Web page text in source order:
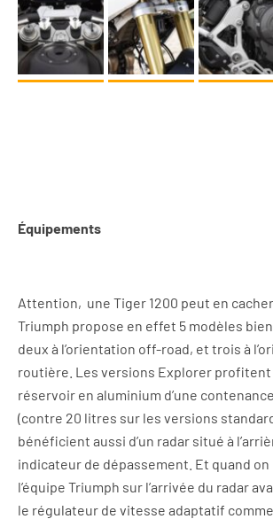
Équipements
Attention, une Tiger 1200 peut en
Triumph propose en effet 5 modèles
deux à l’orientation off-road, et trois à
routière. Les versions Explorer profitent
réservoir en aluminium d’une
(contre 20 litres sur les versions
bénéficient aussi d’un radar situé à
indicateur de dépassement. Et quand
l’équipe Triumph sur l’arrivée du radar
le régulateur de vitesse adaptatif